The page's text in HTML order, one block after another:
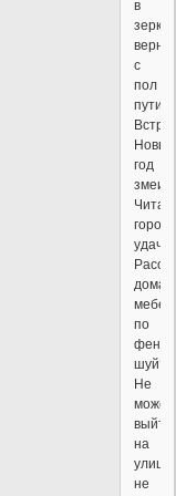
в
с
пол
пути?
Новый
год
змеи?
дома
по
фен-
шуй?
Не
может,
выйти
на
улицу
не